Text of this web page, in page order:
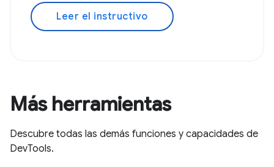
Leer el instructivo
Más herramientas
Descubre todas las demás funciones y capacidades de
DevTools.